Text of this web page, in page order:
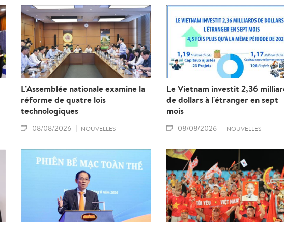
L’Assemblée nationale examine la
réforme de quatre lois
technologiques
08/08/2026 NOUVELLES
Le Vietnam investit 2,36
de dollars à l'étranger en sept
mois
08/08/2026 NOUVELLES